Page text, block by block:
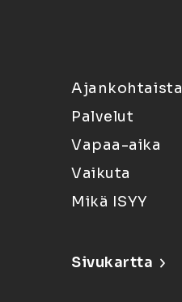
Ajankohtaista
Palvelut
Vapaa-aika
Vaikuta
Mikä ISYY
Sivukartta